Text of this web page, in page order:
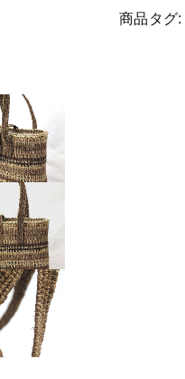
商品タグ:
カートを確認する